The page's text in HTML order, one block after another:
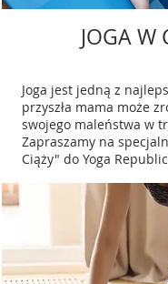
JOGA W
Joga jest jedną z
przyszła mama może
swojego maleństwa w
Zapraszamy na
Ciąży" do Yoga